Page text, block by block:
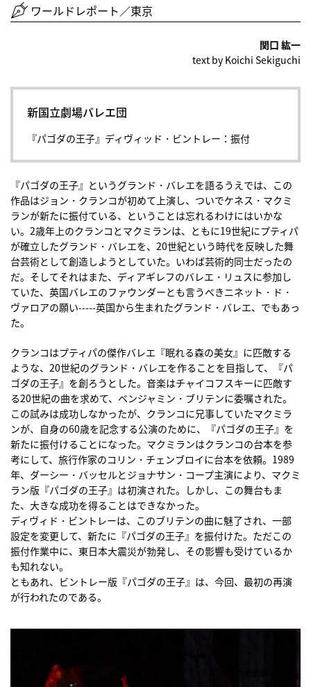
ワールドレポート／東京
関口 紘一
text by Koichi Sekiguchi
新国立劇場バレエ団
『パゴダの王子』ディヴィッド・ビントレー：振付
『パゴダの王子』というグランド・バレエを語るうえでは、この
作品はジョン・クランコが初めて上演し、ついでケネス・マクミ
ランが新たに振付ている、ということは忘れるわけにはいかな
い。2歳年上のクランコとマクミランは、ともに19世紀にプティパ
が確立したグランド・バレエを、20世紀という時代を反映した舞
台芸術として創造しようとしていた。いわば芸術的同士だったの
だ。そしてそれはまた、ディアギレフのバレエ・リュスに参加し
ていた、英国バレエのファウンダーとも言うべきニネット・ド・
ヴァロアの願い-----英国から生まれたグランド・バレエ、でもあっ
た。
クランコはプティパの傑作バレエ『眠れる森の美女』に匹敵する
ような、20世紀のグランド・バレエを作ることを目指して、『パ
ゴダの王子』を創ろうとした。音楽はチャイコフスキーに匹敵す
る20世紀の曲を求めて、ベンジャミン・ブリテンに委嘱された。
この試みは成功しなかったが、クランコに兄事していたマクミラ
ンが、自身の60歳を記念する公演のために、『パゴダの王子』を
新たに振付けることになった。マクミランはクランコの台本を参
考にして、旅行作家のコリン・チェンブロイに台本を依頼。1989
年、ダーシー・バッセルとジョナサン・コープ主演により、マクミ
ラン版『パゴダの王子』は初演された。しかし、この舞台もま
た、大きな成功を得ることはできなかった。
ディヴィド・ビントレーは、このブリテンの曲に魅了され、一部
設定を変更して、新たに『パゴダの王子』を振付けた。ただこの
振付作業中に、東日本大震災が勃発し、その影響も受けているか
も知れない。
ともあれ、ビントレー版『パゴダの王子』は、今回、最初の再演
が行われたのである。